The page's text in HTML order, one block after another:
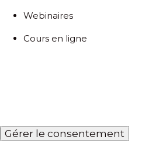
Webinaires
Cours en ligne
Gérer le consentement